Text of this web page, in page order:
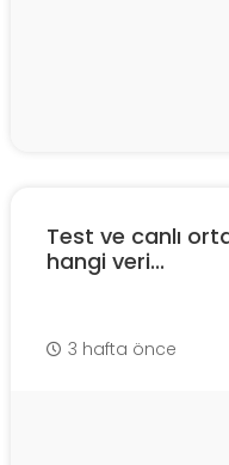
Test ve canlı
hangi veri...
3 hafta önce